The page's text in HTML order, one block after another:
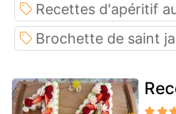
Recettes d'apéritif
Brochette de saint